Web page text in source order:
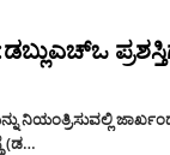
ನಿಯಂತ್ರಿಸುವಲ್ಲಿ
(ಡ…